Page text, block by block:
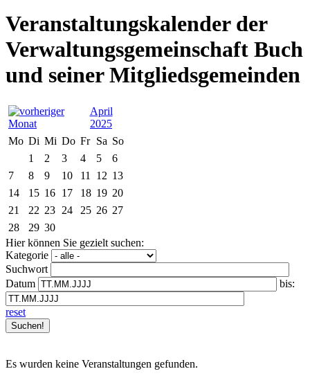
Veranstaltungskalender der
Verwaltungsgemeinschaft Buch
und seiner Mitgliedsgemeinden
April
2025
Mo Di Mi Do Fr Sa So
1
2 3 4 5
6
7
8 9 10 11 12 13
14
15 16 17 18 19 20
21
22 23 24 25 26 27
28
29 30
Hier können Sie gezielt suchen:
Kategorie
Suchwort
Datum
bis:
reset
Es wurden keine Veranstaltungen gefunden.